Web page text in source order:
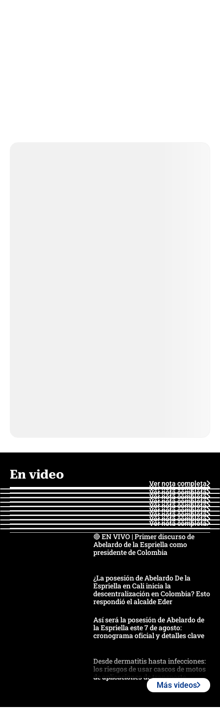
En video
Ver nota completa
Ver nota completa
Ver nota completa
Ver nota completa
Ver nota completa
Ver nota completa
Ver nota completa
Ver nota completa
Ver nota completa
Ver nota completa
🔴 EN VIVO | Primer discurso de
Abelardo de la Espriella como
presidente de Colombia
¿La posesión de Abelardo De la
Espriella en Cali inicia la
descentralización en Colombia? Esto
respondió el alcalde Eder
Así será la posesión de Abelardo de
la Espriella este 7 de agosto:
cronograma oficial y detalles clave
Desde dermatitis hasta infecciones:
los riesgos de usar cascos de motos
de aplicaciones de transporte
Más videos